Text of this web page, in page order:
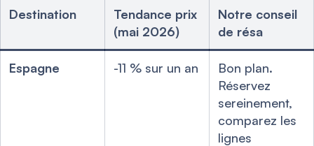
Destination
Tendance prix
(mai 2026)
Notre conseil
de résa
Espagne -11 % sur un an
Bon plan.
Réservez
sereinement,
comparez les
lignes